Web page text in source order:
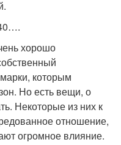
хорошо
которым
Но есть вещи, о
Некоторые из них к
отношение,
огромное влияние.